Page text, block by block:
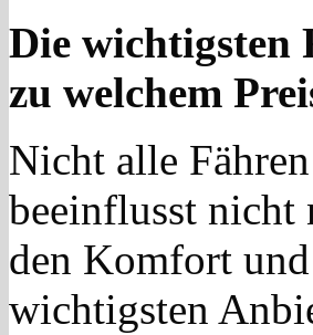
Die wichtigsten
zu welchem
Nicht alle
beeinflusst nicht
den Komfort
wichtigsten